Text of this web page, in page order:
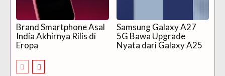
Brand Smartphone Asal
India Akhirnya Rilis di
Eropa
Samsung Galaxy A27
5G Bawa Upgrade
Nyata dari Galaxy A25